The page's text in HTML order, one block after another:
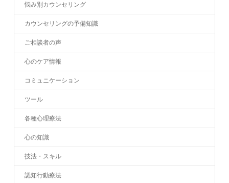
悩み別カウンセリング
カウンセリングの予備知識
ご相談者の声
心のケア情報
コミュニケーション
ツール
各種心理療法
心の知識
技法・スキル
認知行動療法